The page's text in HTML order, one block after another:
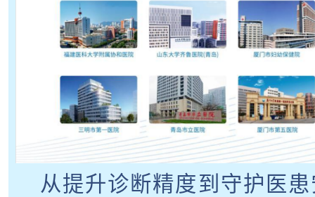
从提升诊断精度到守护医